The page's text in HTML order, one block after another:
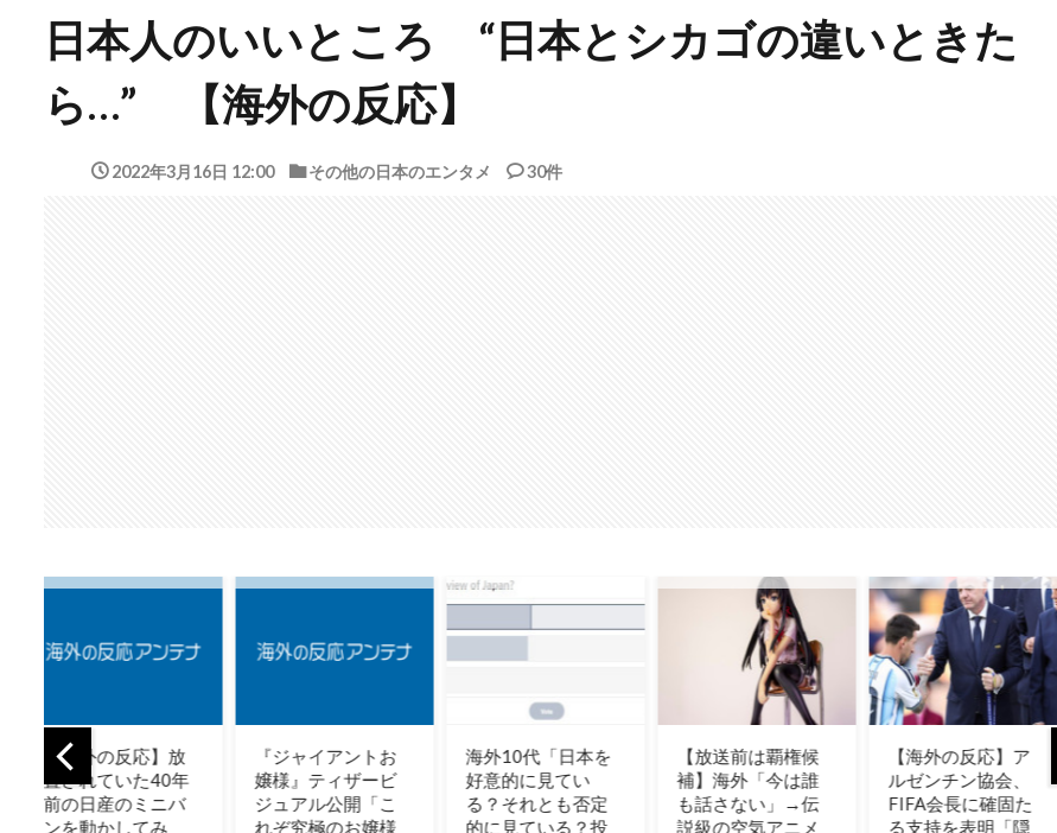
日本人のいいところ “日本とシカゴの違いときた
ら…” 【海外の反応】
2022年3月16日 12:00 その他の日本のエンタメ 30件
海外10代「日本を
好意的に見てい
る？それとも否定
的に見ている？投
【放送前は覇権候
補】海外「今は誰
も話さない」→伝
説級の空気アニメ
【海外の反応】ア
ルゼンチン協会、
FIFA会長に確固た
る支持を表明「隠
韓国人「熊本地震
で見る日本の土木
技術の完全勝利を
ご覧ください」
『ジャイアントお
嬢様』ティザービ
ジュアル公開「こ
れぞ究極のお嬢様